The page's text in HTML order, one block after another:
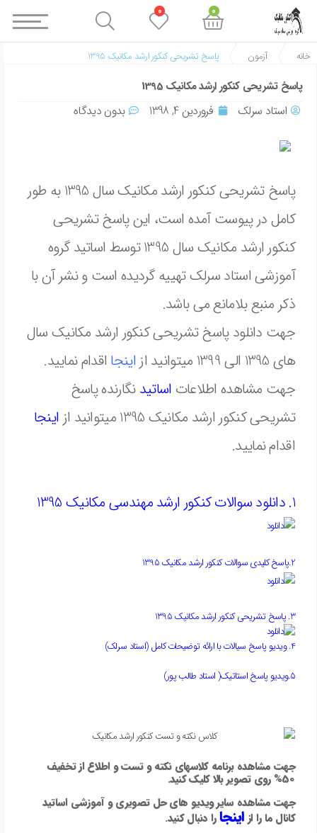
خانه آزمون پاسخ تشریحی کنکور ارشد مکانیک 1395
پاسخ تشریحی کنکور ارشد مکانیک 1395
استاد سرلک فروردین 4, 1398 بدون ديدگاه
پاسخ تشریحی کنکور ارشد مکانیک سال 1395 به طور
کامل در پیوست آمده است، این پاسخ تشریحی
کنکور ارشد مکانیک سال 1395 توسط اساتید گروه
آموزشی استاد سرلک تهییه گردیده است و نشر آن با
ذکر منبع بلامانع می باشد.
جهت دانلود پاسخ تشریحی کنکور ارشد مکانیک سال
های 1395 الی 1399 میتوانید از
اینجا اقدام نمایید.
جهت مشاهده اطلاعات اساتید نگارنده پاسخ
تشریحی کنکور ارشد مکانیک 1395 میتوانید از
اینجا
اقدام نمایید.
1. دانلود سوالات کنکور ارشد مهندسی مکانیک 1395
2.پاسخ کلیدی سوالات کنکور ارشد مکانیک 1395
3. پاسخ تشریحی کنکور ارشد مکانیک 1395
4. ویدیو پاسخ سیالات با ارائه توضیحات کامل (استاد سرلک)
5.ویدیو پاسخ استاتیک( استاد طالب پور)
جهت مشاهده برنامه کلاسهای نکته و تست و اطلاع از تخفیف
50% روی تصویر بالا کلیک کنید.
جهت مشاهده سایر ویدیو های حل تصویری و آموزشی اساتید
کانال ما را از اینجارا دنبال کنید.
0
0